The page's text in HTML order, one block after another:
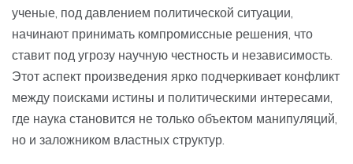
ученые, под давлением политической ситуации,
начинают принимать компромиссные решения, что
ставит под угрозу научную честность и независимость.
Этот аспект произведения ярко подчеркивает конфликт
между поисками истины и политическими интересами,
где наука становится не только объектом манипуляций,
но и заложником властных структур.